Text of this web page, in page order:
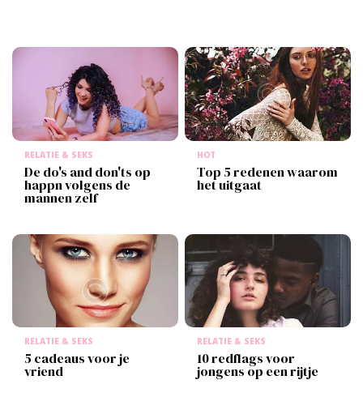
RELATIE & SEKS
De do's and don'ts op
happn volgens de
mannen zelf
HOT
Top 5 redenen waarom
het uitgaat
RELATIE & SEKS
5 cadeaus voor je
vriend
RELATIE & SEKS
10 redflags voor
jongens op een rijtje